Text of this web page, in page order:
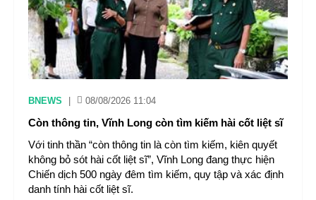
BNEWS 08/08/2026 11:04
Còn thông tin, Vĩnh Long còn tìm kiếm hài cốt liệt sĩ
Với tinh thần “còn thông tin là còn tìm kiếm, kiên quyết
không bỏ sót hài cốt liệt sĩ”, Vĩnh Long đang thực hiện
Chiến dịch 500 ngày đêm tìm kiếm, quy tập và xác định
danh tính hài cốt liệt sĩ.